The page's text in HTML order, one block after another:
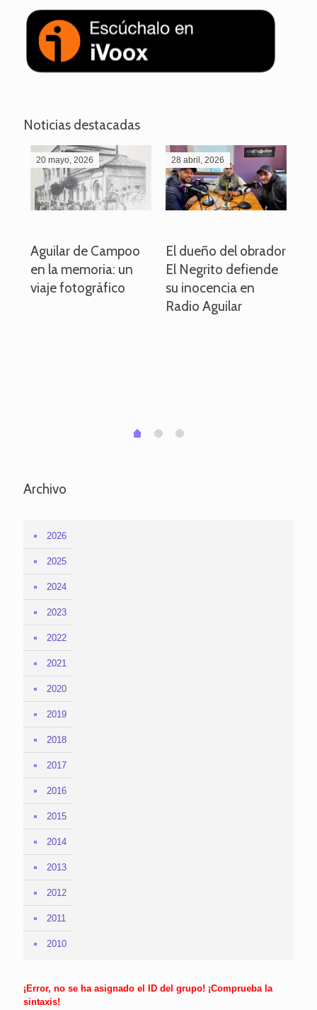
Noticias destacadas
20 mayo, 2026
Aguilar de Campoo
en la memoria: un
viaje fotográfico
28 abril, 2026
El dueño del obrador
El Negrito defiende
su inocencia en
Radio Aguilar
0 1 2
Archivo
2026
2025
2024
2023
2022
2021
2020
2019
2018
2017
2016
2015
2014
2013
2012
2011
2010
¡Error, no se ha asignado el ID del grupo! ¡Comprueba la
sintaxis!